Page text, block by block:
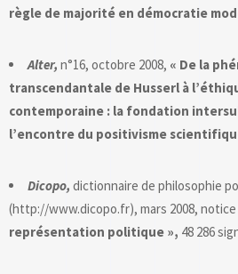
règle de majorité en démocratie
Alter, n°16, octobre 2008, « De la
transcendantale de Husserl à
contemporaine : la fondation
l’encontre du positivisme
Dicopo, dictionnaire de philosophie
(http://www.dicopo.fr), mars 2008,
représentation politique », 48 286